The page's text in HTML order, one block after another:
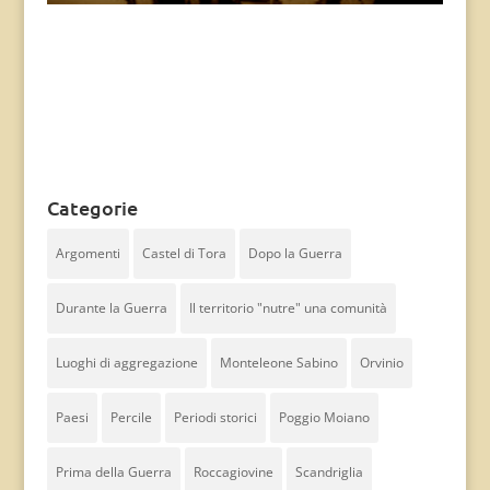
Categorie
Argomenti Castel di Tora Dopo la Guerra
Durante la Guerra Il territorio "nutre" una comunità
Luoghi di aggregazione Monteleone Sabino Orvinio
Paesi Percile Periodi storici Poggio Moiano
Prima della Guerra Roccagiovine Scandriglia